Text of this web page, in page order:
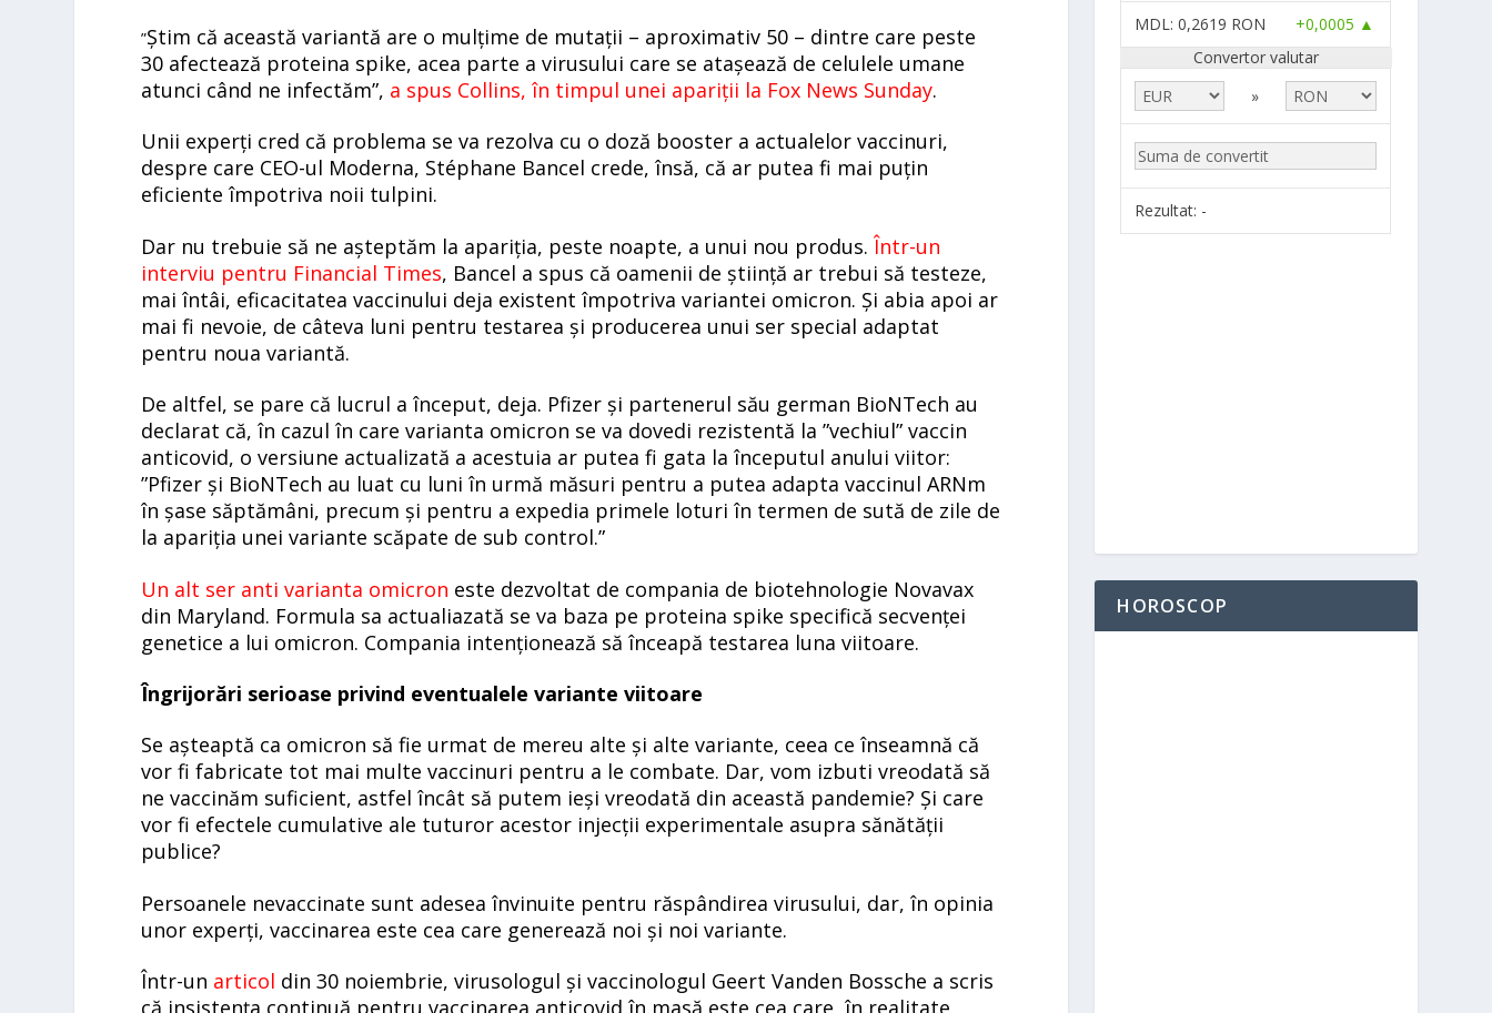
”Știm că această variantă are o mulțime de mutații – aproximativ 50 – dintre care peste
30 afectează proteina spike, acea parte a virusului care se atașează de celulele umane
atunci când ne infectăm”, a spus Collins, în timpul unei apariții la Fox News Sunday.
Unii experți cred că problema se va rezolva cu o doză booster a actualelor vaccinuri,
despre care CEO-ul Moderna, Stéphane Bancel crede, însă, că ar putea fi mai puțin
eficiente împotriva noii tulpini.
Dar nu trebuie să ne așteptăm la apariția, peste noapte, a unui nou produs.Într-un
interviu pentru Financial Times, Bancel a spus că oamenii de știință ar trebui să testeze,
mai întâi, eficacitatea vaccinului deja existent împotriva variantei omicron. Și abia apoi ar
mai fi nevoie, de câteva luni pentru testarea și producerea unui ser special adaptat
pentru noua variantă.
De altfel, se pare că lucrul a început, deja. Pfizer și partenerul său german BioNTech au
declarat că, în cazul în care varianta omicron se va dovedi rezistentă la ”vechiul” vaccin
anticovid, o versiune actualizată a acestuia ar putea fi gata la începutul anului viitor:
”Pfizer și BioNTech au luat cu luni în urmă măsuri pentru a putea adapta vaccinul ARNm
în șase săptămâni, precum și pentru a expedia primele loturi în termen de sută de zile de
la apariția unei variante scăpate de sub control.”
Un alt ser anti varianta omicron este dezvoltat de compania de biotehnologie Novavax
din Maryland. Formula sa actualiazată se va baza pe proteina spike specifică secvenței
genetice a lui omicron. Compania intenționează să înceapă testarea luna viitoare.
Îngrijorări serioase privind eventualele variante viitoare
Se așteaptă ca omicron să fie urmat de mereu alte și alte variante, ceea ce înseamnă că
vor fi fabricate tot mai multe vaccinuri pentru a le combate. Dar, vom izbuti vreodată să
ne vaccinăm suficient, astfel încât să putem ieși vreodată din această pandemie? Și care
vor fi efectele cumulative ale tuturor acestor injecții experimentale asupra sănătății
publice?
Persoanele nevaccinate sunt adesea învinuite pentru răspândirea virusului, dar, în opinia
unor experți, vaccinarea este cea care generează noi și noi variante.
Într-un articol din 30 noiembrie, virusologul și vaccinologul Geert Vanden Bossche a scris
că insistența continuă pentru vaccinarea anticovid în masă este cea care, în realitate,
MDL : 0,2619 RON
+0,0005 ▲
Convertor valutar
»
Rezultat: -
HOROSCOP